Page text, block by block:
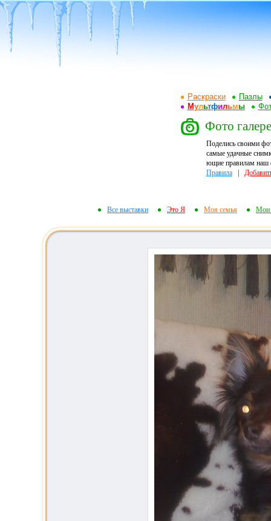
Раскраски
Пазлы
Мультфильмы
Фото
Поделись своими
самые удачные
ющие правилам наш
Правила|
Все выставки Это Я Моя семья Мои